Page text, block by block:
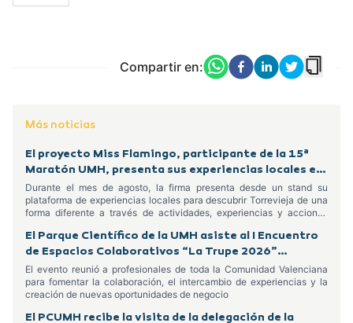
Compartir en:
Más noticias
El proyecto Miss Flamingo, participante de la 15ª
Maratón UMH, presenta sus experiencias locales en
el Centro Comercial Habaneras
Durante el mes de agosto, la firma presenta desde un stand su
plataforma de experiencias locales para descubrir Torrevieja de una
forma diferente a través de actividades, experiencias y acciones
El Parque Científico de la UMH asiste al I Encuentro
de Espacios Colaborativos “La Trupe 2026”
celebrado en Alcoy
El evento reunió a profesionales de toda la Comunidad Valenciana
para fomentar la colaboración, el intercambio de experiencias y la
creación de nuevas oportunidades de negocio
El PCUMH recibe la visita de la delegación de la